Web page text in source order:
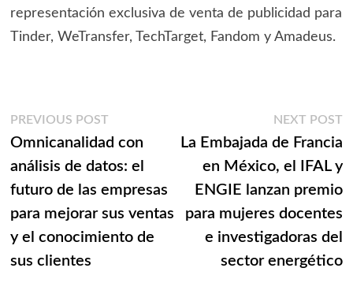
representación exclusiva de venta de publicidad para
Tinder, WeTransfer, TechTarget, Fandom y Amadeus.
Navegación
de
entradas
PREVIOUS POSTPrevious
post:
Omnicanalidad con
análisis de datos: el
futuro de las empresas
para mejorar sus ventas
y el conocimiento de
sus clientes
NEXT POST
La Embajada de Francia
en México, el IFAL y
ENGIE lanzan premio
para mujeres docentes
e investigadoras del
sector energético